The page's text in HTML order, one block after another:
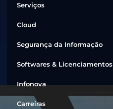
Serviços
Cloud
Segurança da Informação
Softwares & Licenciamentos
Infonova
Carreiras